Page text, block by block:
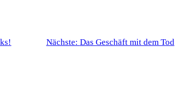
Nächste: Das Geschäft mit dem Tod